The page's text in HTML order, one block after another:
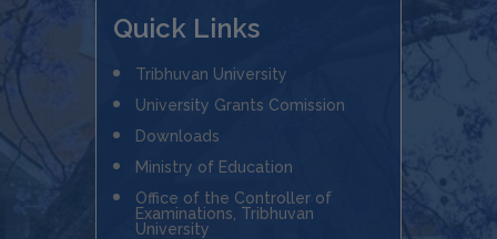
Quick Links
Tribhuvan University
University Grants Comission
Downloads
Ministry of Education
Office of the Controller of
Examinations, Tribhuvan
University